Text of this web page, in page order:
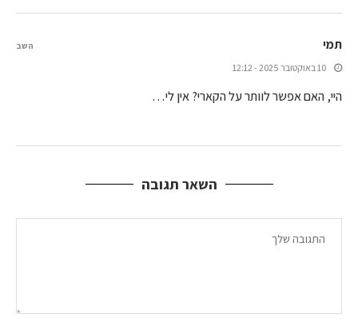
תמי
10 באוקטובר 2025 - 12:12
היי, האם אפשר לוותר על הקארי? אין לי…
השב
השאר תגובה